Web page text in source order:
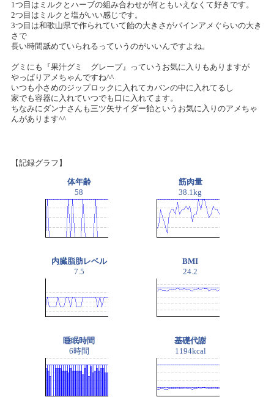
1つ目はミルクとハーブの組み合わせが何ともいえなくて好きです。
2つ目はミルクと塩がいい感じです。
3つ目は和歌山県で作られていて飴の大きさがパインアメぐらいの大き
さで
長い時間舐めていられるっていうのがいいんですよね。
グミにも『果汁グミ グレープ』っていうお気に入りもありますが
やっぱりアメちゃんですね^^
いつも小さめのジップロックに入れてカバンの中に入れてるし
家でも容器に入れていつでも口に入れてます。
ちなみにダンナさんも三ツ矢サイダー飴というお気に入りのアメちゃ
んがあります^^
【記録グラフ】
体年齢
58
筋肉量
38.1kg
内臓脂肪レベル
7.5
BMI
24.2
睡眠時間
6時間
基礎代謝
1194kcal